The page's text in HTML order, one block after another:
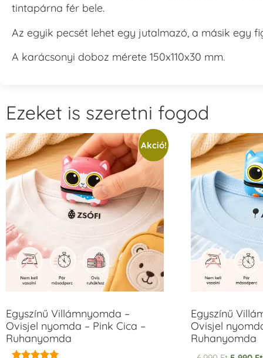
tintapárna fér bele.
Az egyik pecsét lehet egy jutalmazó, a másik egy
A karácsonyi doboz mérete 150x110x30 mm.
Ezeket is szeretni fogod
Akció!
Egyszínű Villámnyomda –
Ovisjel nyomda – Pink Cica –
Ruhanyomda
Egyszínű
Ovisjel
Ruhanyomda